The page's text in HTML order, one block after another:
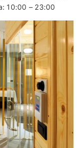
10:00 – 23:00